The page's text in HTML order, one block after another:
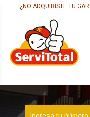
¿NO ADQUIRISTE TU